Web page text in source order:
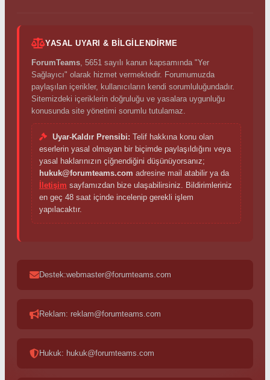
YASAL UYARI & BILGILENDIRME
ForumTeams, 5651 sayılı kanun kapsamında "Yer
Sağlayıcı" olarak hizmet vermektedir. Forumumuzda
paylaşılan içerikler, kullanıcıların kendi sorumluluğundadır.
Sitemizdeki içeriklerin doğruluğu ve yasalara uygunluğu
konusunda site yönetimi sorumlu tutulamaz.
Uyar-Kaldır Prensibi: Telif hakkına konu olan
eserlerin yasal olmayan bir biçimde paylaşıldığını veya
yasal haklarınızın çiğnendiğini düşünüyorsanız;
hukuk@forumteams.com adresine mail atabilir ya da
İletişim sayfamızdan bize ulaşabilirsiniz. Bildirimleriniz
en geç 48 saat içinde incelenip gerekli işlem
yapılacaktır.
Destek:webmaster@forumteams.com
Reklam: reklam@forumteams.com
Hukuk: hukuk@forumteams.com